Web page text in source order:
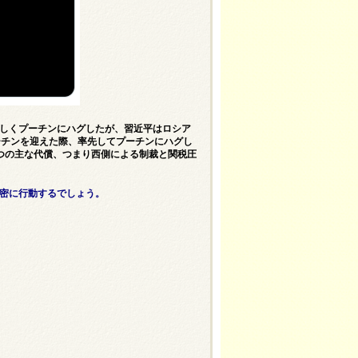
くプーチンにハグしたが、習近平はロシア
ンを迎えた際、率先してプーチンにハグし
主な代償、つまり西側による制裁と関税圧
に行動するでしょう。